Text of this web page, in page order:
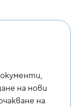
на нови
на